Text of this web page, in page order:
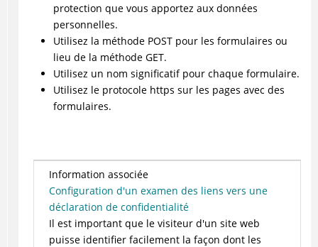
protection que vous apportez aux données
personnelles.
Utilisez la méthode POST pour les formulaires ou
lieu de la méthode GET.
Utilisez un nom significatif pour chaque formulaire.
Utilisez le protocole https sur les pages avec des
formulaires.
Information associée
Configuration d'un examen des liens vers une
déclaration de confidentialité
Il est important que le visiteur d'un site web
puisse identifier facilement la façon dont les